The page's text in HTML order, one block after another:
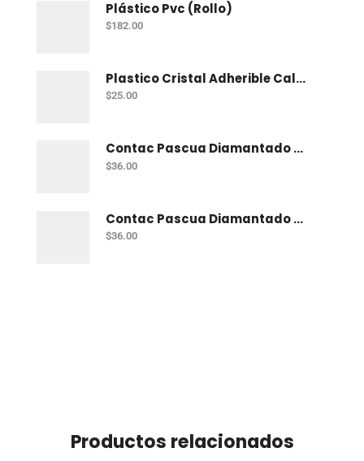
Plástico Pvc (Rollo)
$182.00
Plastico Cristal Adherible Cal. 4 Mt
$25.00
Contac Pascua Diamantado 2 Mt Fiusha
$36.00
Contac Pascua Diamantado 2 Mt Dorado
$36.00
Productos relacionados